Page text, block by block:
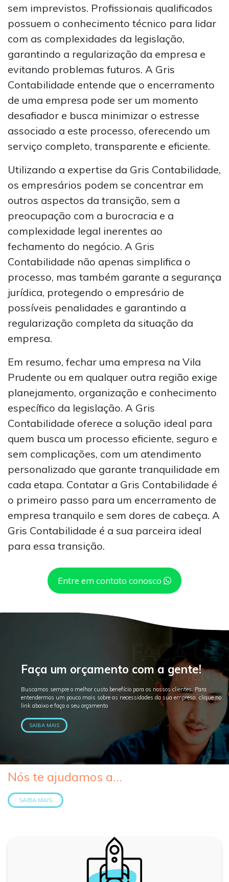
sem imprevistos. Profissionais qualificados
possuem o conhecimento técnico para lidar
com as complexidades da legislação,
garantindo a regularização da empresa e
evitando problemas futuros. A Gris
Contabilidade entende que o encerramento
de uma empresa pode ser um momento
desafiador e busca minimizar o estresse
associado a este processo, oferecendo um
serviço completo, transparente e eficiente.
Utilizando a expertise da Gris Contabilidade,
os empresários podem se concentrar em
outros aspectos da transição, sem a
preocupação com a burocracia e a
complexidade legal inerentes ao
fechamento do negócio. A Gris
Contabilidade não apenas simplifica o
processo, mas também garante a segurança
jurídica, protegendo o empresário de
possíveis penalidades e garantindo a
regularização completa da situação da
empresa.
Em resumo, fechar uma empresa na Vila
Prudente ou em qualquer outra região exige
planejamento, organização e conhecimento
específico da legislação. A Gris
Contabilidade oferece a solução ideal para
quem busca um processo eficiente, seguro e
sem complicações, com um atendimento
personalizado que garante tranquilidade em
cada etapa. Contatar a Gris Contabilidade é
o primeiro passo para um encerramento de
empresa tranquilo e sem dores de cabeça. A
Gris Contabilidade é a sua parceira ideal
para essa transição.
Entre em contato conosco
Faça um orçamento com a gente!
Buscamos sempre o melhor custo benefício para os nossos clientes. Para
entendermos um pouco mais sobre as necessidades da sua empresa, clique no
link abaixo e faça o seu orçamento
SAIBA MAIS
Nós te ajudamos a...
SAIBA MAIS